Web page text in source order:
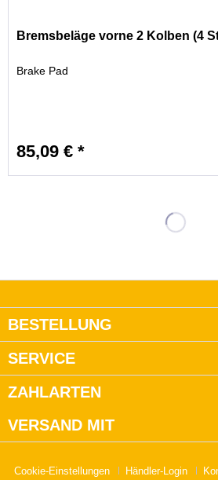
Bremsbeläge vorne 2 Kolben (4
Brake Pad
85,09 € *
BESTELLUNG
SERVICE
ZAHLARTEN
VERSAND MIT
Cookie-Einstellungen Händler-Login